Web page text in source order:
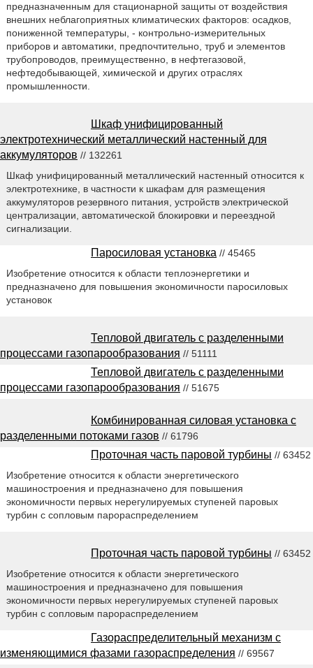
предназначенным для стационарной защиты от воздействия
внешних неблагоприятных климатических факторов: осадков,
пониженной температуры, - контрольно-измерительных
приборов и автоматики, предпочтительно, труб и элементов
трубопроводов, преимущественно, в нефтегазовой,
нефтедобывающей, химической и других отраслях
промышленности.
Шкаф унифицированный
электротехнический металлический настенный для
аккумуляторов // 132261
Шкаф унифицированный металлический настенный относится к
электротехнике, в частности к шкафам для размещения
аккумуляторов резервного питания, устройств электрической
централизации, автоматической блокировки и переездной
сигнализации.
Паросиловая установка // 45465
Изобретение относится к области теплоэнергетики и
предназначено для повышения экономичности паросиловых
установок
Тепловой двигатель с разделенными
процессами газопарообразования // 51111
Тепловой двигатель с разделенными
процессами газопарообразования // 51675
Комбинированная силовая установка с
разделенными потоками газов // 61796
Проточная часть паровой турбины // 63452
Изобретение относится к области энергетического
машиностроения и предназначено для повышения
экономичности первых нерегулируемых ступеней паровых
турбин с сопловым парораспределением
Проточная часть паровой турбины // 63452
Изобретение относится к области энергетического
машиностроения и предназначено для повышения
экономичности первых нерегулируемых ступеней паровых
турбин с сопловым парораспределением
Газораспределительный механизм с
изменяющимися фазами газораспределения // 69567